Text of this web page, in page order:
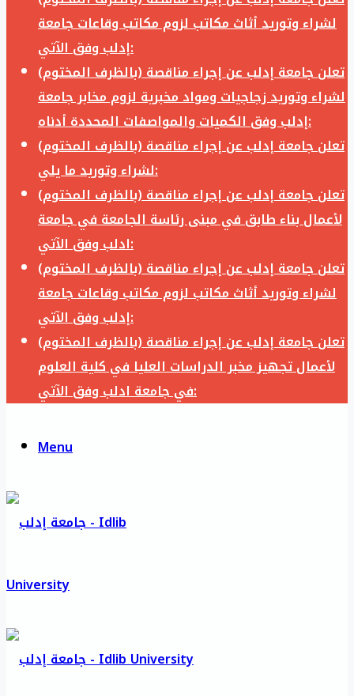
لشراء وتوريد أثاث مكاتب لزوم مكاتب وقاعات جامعة
إدلب وفق الآتي:
تعلن جامعة إدلب عن إجراء مناقصة (بالظرف المختوم)
لشراء وتوريد زجاجيات ومواد مخبرية لزوم مخابر جامعة
إدلب وفق الكميات والمواصفات المحددة أدناه:
تعلن جامعة إدلب عن إجراء مناقصة (بالظرف المختوم)
لشراء وتوريد ما يلي:
تعلن جامعة إدلب عن إجراء مناقصة (بالظرف المختوم)
لأعمال بناء طابق في مبنى رئاسة الجامعة في جامعة
ادلب وفق الآتي:
تعلن جامعة إدلب عن إجراء مناقصة (بالظرف المختوم)
لشراء وتوريد أثاث مكاتب لزوم مكاتب وقاعات جامعة
إدلب وفق الآتي:
تعلن جامعة إدلب عن إجراء مناقصة (بالظرف المختوم)
لأعمال تجهيز مخبر الدراسات العليا في كلية العلوم
في جامعة ادلب وفق الآتي:
Menu